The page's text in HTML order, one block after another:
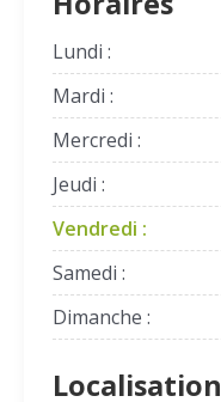
Lundi :
Mardi :
Mercredi :
Jeudi :
Vendredi :
Samedi :
Dimanche :
Localisation